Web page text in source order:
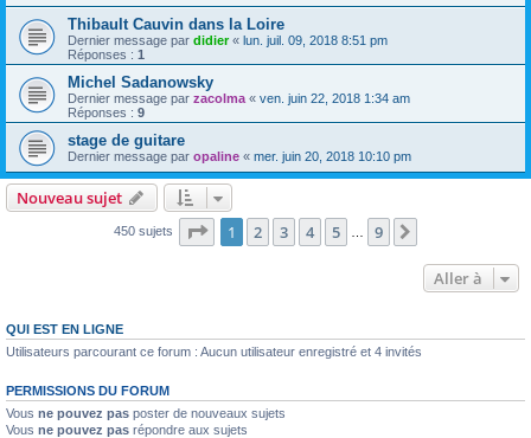
Thibault Cauvin dans la Loire
Dernier message par didier« lun. juil. 09, 2018 8:51 pm
Réponses : 1
Michel Sadanowsky
Dernier message par zacolma « ven. juin 22, 2018 1:34 am
Réponses : 9
stage de guitare
Dernier message par opaline « mer. juin 20, 2018 10:10 pm
Nouveau sujet
450 sujets Page 1sur9
1 2 3 4 5 9
Aller à
QUI EST EN LIGNE
Utilisateurs parcourant ce forum : Aucun utilisateur enregistré et 4 invités
PERMISSIONS DU FORUM
Vous ne pouvez pas poster de nouveaux sujets
Vous ne pouvez pas répondre aux sujets